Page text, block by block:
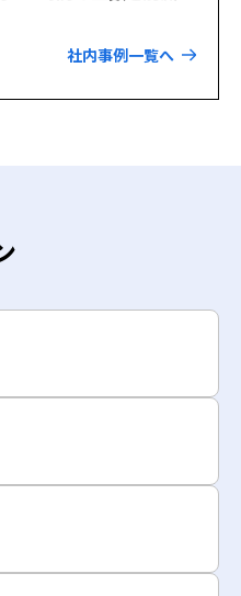
社内事例一覧へ